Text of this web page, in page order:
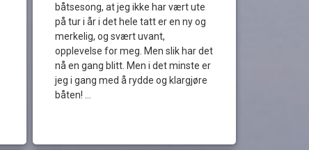
båtsesong, at jeg ikke har vært ute
på tur i år i det hele tatt er en ny og
merkelig, og svært uvant,
opplevelse for meg. Men slik har det
nå en gang blitt. Men i det minste er
jeg i gang med å rydde og klargjøre
båten! …